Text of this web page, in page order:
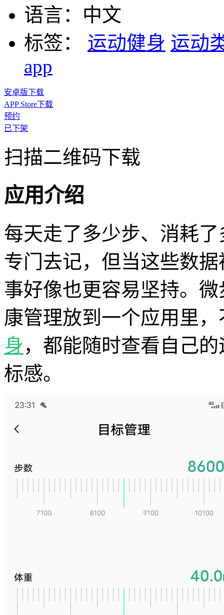
语言： 中文
标签：
运动健身 运动
app
安卓版下载
APP Store下载
预约
已下架
扫描二维码下载
应用介绍
每天走了多少步、消耗
专门去记，但当这些数
事好像也更容易坚持。
康管理放到一个应用里
身，都能随时查看自己
标感。